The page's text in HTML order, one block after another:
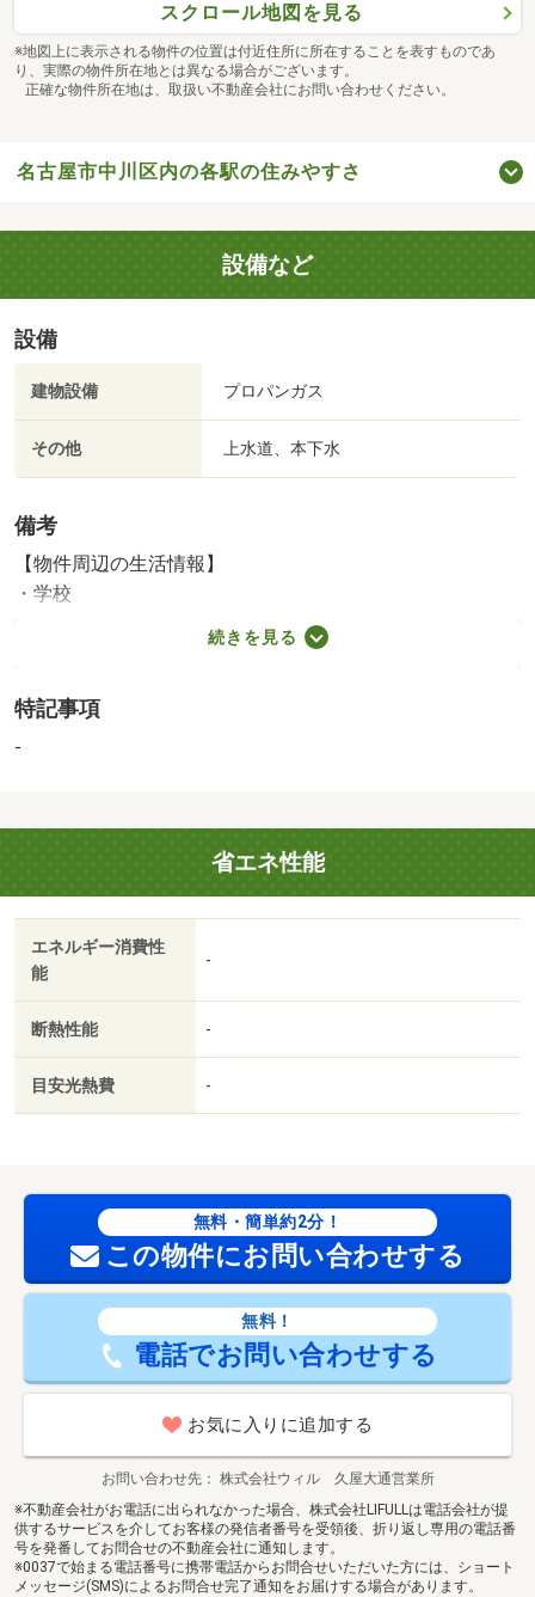
スクロール地図を見る
※地図上に表示される物件の位置は付近住所に所在することを表すものであ
り、実際の物件所在地とは異なる場合がございます。
正確な物件所在地は、取扱い不動産会社にお問い合わせください。
名古屋市中川区内の各駅の住みやすさ
設備など
設備
建物設備 プロパンガス
その他 上水道、本下水
備考
【物件周辺の生活情報】
・学校
八幡小学校（1,280m）、八幡中学校（1,040m）
続きを見る
特記事項
-
省エネ性能
エネルギー消費性
能
-
断熱性能 -
目安光熱費 -
無料・簡単約2分！
この物件にお問い合わせする
無料！
電話でお問い合わせする
お気に入りに追加する
お問い合わせ先
株式会社ウィル 久屋大通営業所
※不動産会社がお電話に出られなかった場合、株式会社LIFULLは電話会社が提
供するサービスを介してお客様の発信者番号を受領後、折り返し専用の電話番
号を発番してお問合せの不動産会社に通知します。
※0037で始まる電話番号に携帯電話からお問合せいただいた方には、ショート
メッセージ(SMS)によるお問合せ完了通知をお届けする場合があります。